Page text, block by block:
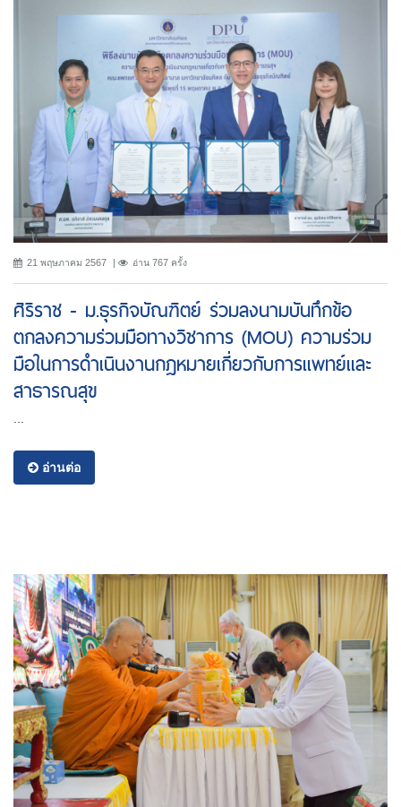
21 พฤษภาคม 2567 อ่าน 767 ครั้ง
ศิริราช - ม.ธุรกิจบัณฑิตย์ ร่วมลงนามบันทึกข้อ
ตกลงความร่วมมือทางวิชาการ (MOU) ความร่วม
มือในการดำเนินงานกฎหมายเกี่ยวกับการแพทย์และ
สาธารณสุข
อ่านต่อ